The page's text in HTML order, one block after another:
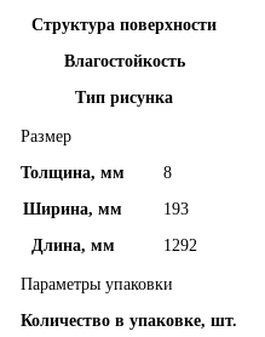
Структура поверхности
Влагостойкость
Тип рисунка
Размер
Толщина, мм
8
Ширина, мм
193
Длина, мм
1292
Параметры упаковки
Количество в упаковке, шт.